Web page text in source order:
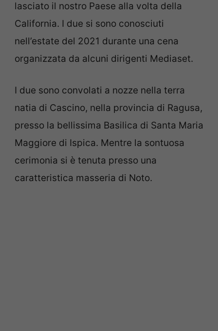
lasciato il nostro Paese alla volta della
California. I due si sono conosciuti
nell’estate del 2021 durante una cena
organizzata da alcuni dirigenti Mediaset.
I due sono convolati a nozze nella terra
natia di Cascino, nella provincia di Ragusa,
presso la bellissima Basilica di Santa Maria
Maggiore di Ispica. Mentre la sontuosa
cerimonia si è tenuta presso una
caratteristica masseria di Noto.